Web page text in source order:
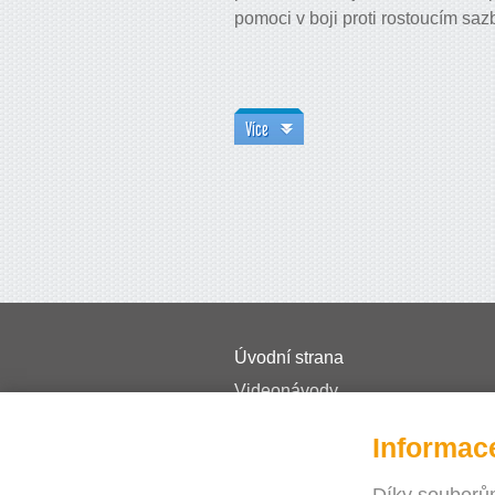
pomoci v boji proti rostoucím
Více
Úvodní strana
Videonávody